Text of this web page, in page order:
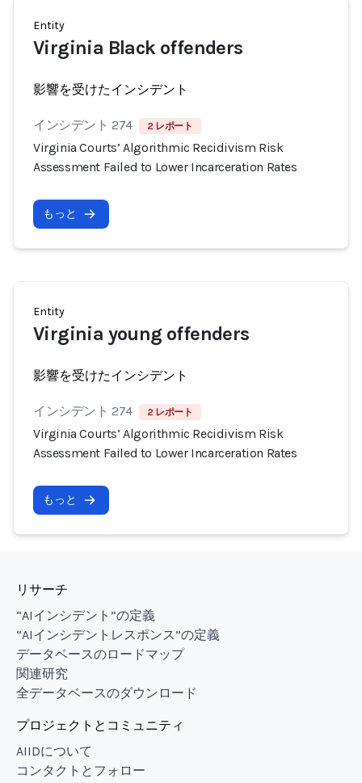
Entity
Virginia Black offenders
影響を受けたインシデント
インシデント 274 2 レポート
Virginia Courts’ Algorithmic Recidivism Risk
Assessment Failed to Lower Incarceration Rates
もっと
Entity
Virginia young offenders
影響を受けたインシデント
インシデント 274 2 レポート
Virginia Courts’ Algorithmic Recidivism Risk
Assessment Failed to Lower Incarceration Rates
もっと
リサーチ
“AIインシデント”の定義
“AIインシデントレスポンス”の定義
データベースのロードマップ
関連研究
全データベースのダウンロード
プロジェクトとコミュニティ
AIIDについて
コンタクトとフォロー